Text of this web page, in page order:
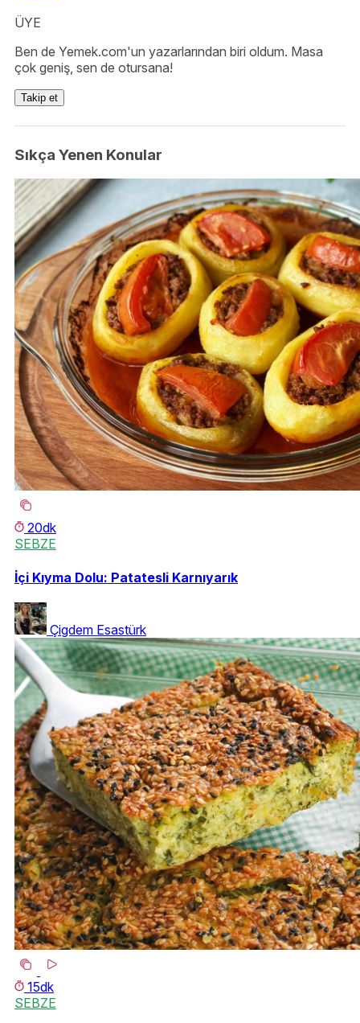
ÜYE
Ben de Yemek.com'un yazarlarından biri oldum. Masa
çok geniş, sen de otursana!
Takip et
Sıkça Yenen Konular
20dk
SEBZE
İçi Kıyma Dolu: Patatesli Karnıyarık
Çigdem Esastürk
15dk
SEBZE